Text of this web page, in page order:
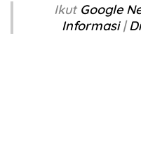
Ikut Google
Informasi|